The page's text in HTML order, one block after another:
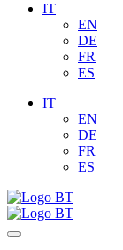
IT
EN
DE
FR
ES
IT
EN
DE
FR
ES